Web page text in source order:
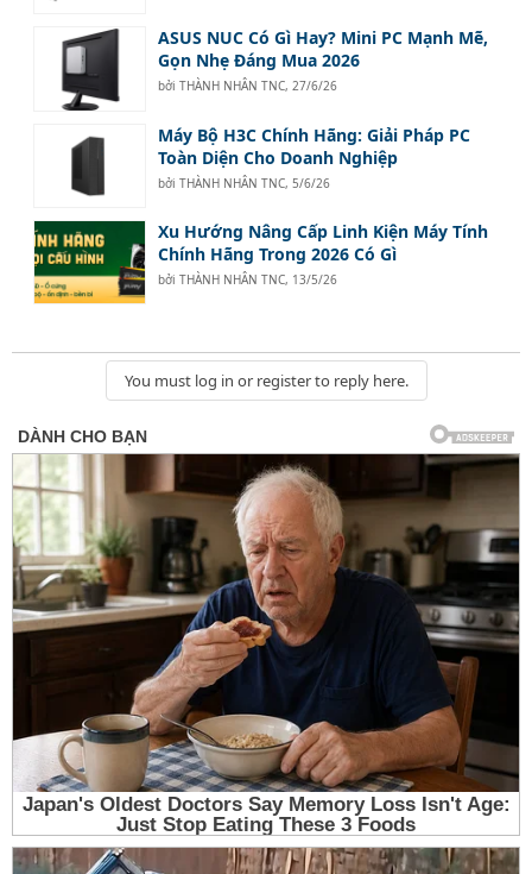
ASUS NUC Có Gì Hay? Mini PC Mạnh Mẽ,
Gọn Nhẹ Đáng Mua 2026
bởiTHÀNH NHÂN TNC,27/6/26
Máy Bộ H3C Chính Hãng: Giải Pháp PC
Toàn Diện Cho Doanh Nghiệp
bởiTHÀNH NHÂN TNC, 5/6/26
Xu Hướng Nâng Cấp Linh Kiện Máy Tính
Chính Hãng Trong 2026 Có Gì
bởiTHÀNH NHÂN TNC, 13/5/26
You must log in or register to reply here.